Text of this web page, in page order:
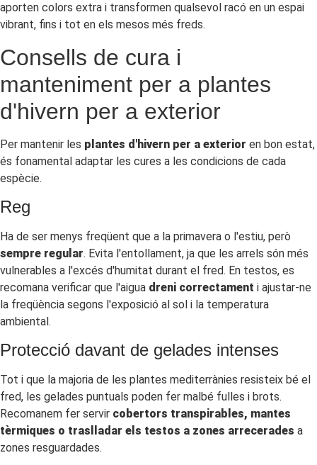
aporten colors extra i transformen qualsevol racó en un espai
vibrant, fins i tot en els mesos més freds.
Consells de cura i
manteniment per a plantes
d'hivern per a exterior
Per mantenir les plantes d'hivern per a exterior en bon estat,
és fonamental adaptar les cures a les condicions de cada
espècie.
Reg
Ha de ser menys freqüent que a la primavera o l'estiu, però
sempre regular. Evita l'entollament, ja que les arrels són més
vulnerables a l'excés d'humitat durant el fred. En testos, es
recomana verificar que l'aigua dreni correctament i ajustar-ne
la freqüència segons l'exposició al sol i la temperatura
ambiental.
Protecció davant de gelades intenses
Tot i que la majoria de les plantes mediterrànies resisteix bé el
fred, les gelades puntuals poden fer malbé fulles i brots.
Recomanem fer servir cobertors transpirables, mantes
tèrmiques o traslladar els testos a zones arrecerades a
zones resguardades.